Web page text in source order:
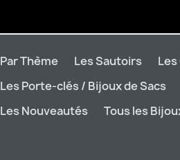
Par Thème Les Sautoirs
Les Porte-clés / Bijoux de Sacs
Les Nouveautés
Tous les